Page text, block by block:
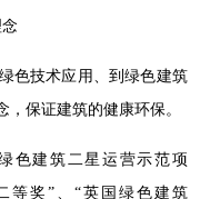
念
色技术应用、到绿色建筑
保证建筑的健康环保。
色建筑二星运营示范项
等奖”、“英国绿色建筑